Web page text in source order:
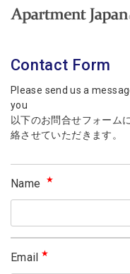
Contact Form
Please send us a
you
以下のお問合せフォーム
絡させていただきます。
Name ★
Email ★